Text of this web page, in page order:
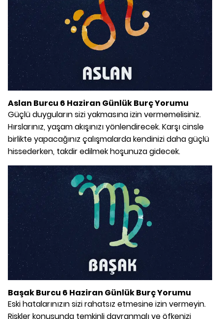
Aslan Burcu 6 Haziran Günlük Burç Yorumu
Güçlü duyguların sizi yakmasına izin vermemelisiniz.
Hırslarınız, yaşam akışınızı yönlendirecek. Karşı cinsle
birlikte yapacağınız çalışmalarda kendinizi daha güçlü
hissederken, takdir edilmek hoşunuza gidecek.
Başak Burcu 6 Haziran Günlük Burç Yorumu
Eski hatalarınızın sizi rahatsız etmesine izin vermeyin.
Riskler konusunda temkinli davranmalı ve öfkenizi